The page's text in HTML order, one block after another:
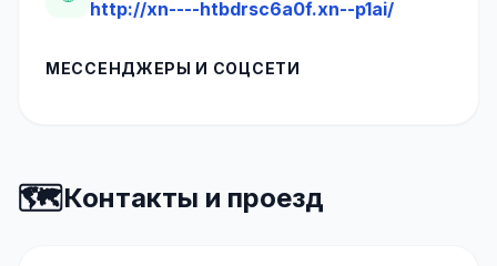
http://xn----htbdrsc6a0f.xn--p1ai/
МЕССЕНДЖЕРЫ И СОЦСЕТИ
🗺️Контакты и проезд